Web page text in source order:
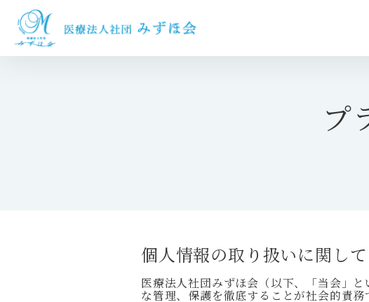
プ
個人情報の取り扱いに関して
医療法人社団みずほ会（以下、「当会」
な管理、保護を徹底することが社会的責